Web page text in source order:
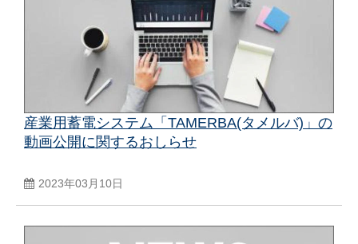
産業用蓄電システム「TAMERBA(タメルバ)」の
動画公開に関するおしらせ
2023年03月10日